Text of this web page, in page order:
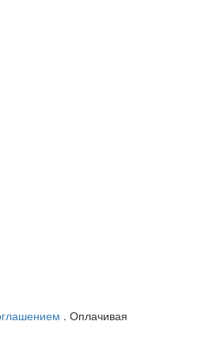
. Оплачивая